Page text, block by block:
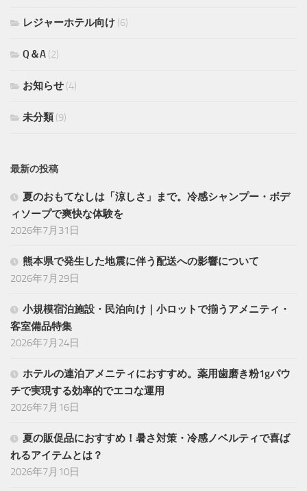
レジャーホテル向け (6)
Q＆A (2)
お知らせ (4)
未分類 (9)
最新の投稿
夏のおもてなしは「涼しさ」まで。冷感シャンプー・ボデ
ィソープで爽快な体験を
2026年7月31日
熊本県で発生した地震に伴う配送への影響について
2026年7月29日
小規模宿泊施設・民泊向け｜小ロットで揃うアメニティ・
客室備品特集
2026年7月24日
ホテルの連泊アメニティにおすすめ。薬用歯磨き粉1gパウ
チで実現する効率的でエコな運用
2026年7月16日
夏の販促品におすすめ！暑さ対策・冷感ノベルティで喜ば
れるアイテムとは？
2026年7月10日